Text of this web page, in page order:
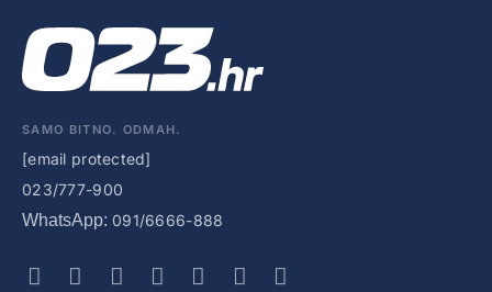
SAMO BITNO. ODMAH.
[email protected]
023/777-900
WhatsApp: 091/6666-888